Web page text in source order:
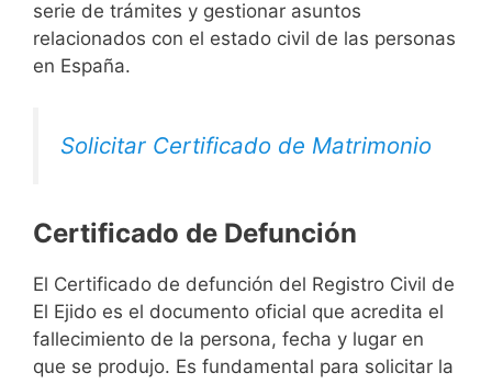
serie de trámites y gestionar asuntos
relacionados con el estado civil de las personas
en España.
Solicitar Certificado de Matrimonio
Certificado de Defunción
El Certificado de defunción del Registro Civil de
El Ejido es el documento oficial que acredita el
fallecimiento de la persona, fecha y lugar en
que se produjo. Es fundamental para solicitar la